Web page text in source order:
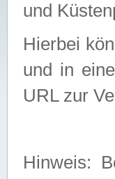
und
Hierbei
und in
URL zur
Hinweis: